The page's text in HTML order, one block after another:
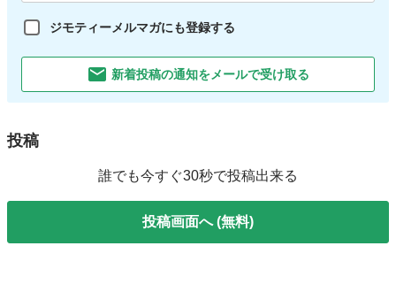
ジモティーメルマガにも登録する
新着投稿の通知をメールで受け取る
投稿
誰でも今すぐ30秒で投稿出来る
投稿画面へ (無料)